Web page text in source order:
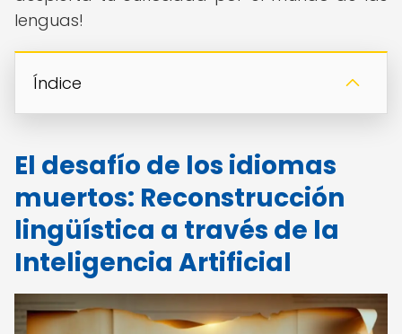
lenguas!
Índice
El desafío de los idiomas
muertos: Reconstrucción
lingüística a través de la
Inteligencia Artificial